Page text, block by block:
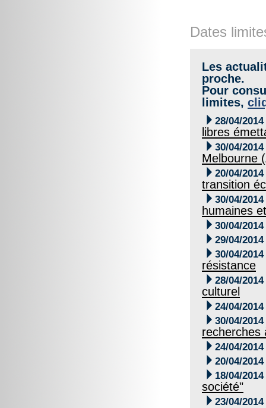
Dates
Les
proche.
Pour
limites,
 28/04/2014
libres
 30/04/2014
Melbourne
 20/04/2014
transition
 30/04/2014
humaines
 30/04/2014
 29/04/2014
 30/04/2014
résistance
 28/04/2014
culturel
 24/04/2014
 30/04/2014
recherches
 24/04/2014
 20/04/2014
 18/04/2014
société"
 23/04/2014